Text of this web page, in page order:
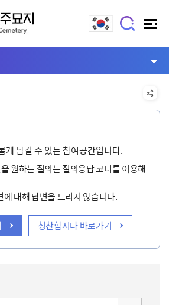
게 남길 수 있는 참여공간입니다.
원하는 질의는 질의응답 코너를 이용해
에 대해 답변을 드리지 않습니다.
칭찬합시다 바로가기